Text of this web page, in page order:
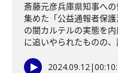
斎藤元彦兵庫県知事へ
集めた「公益通報者保
の闇カルテルの実態を
に追いやられたものの
2024.09.12|